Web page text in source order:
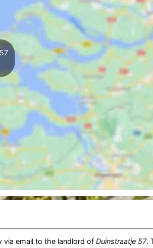
via email to the landlord of Duinstraatje 57.